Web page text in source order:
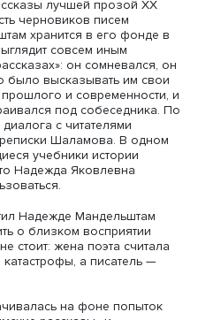
этом оставалось
Она сумела
архива из Калинина, она
его стихи и даже кое-что
списков ее рукой и для